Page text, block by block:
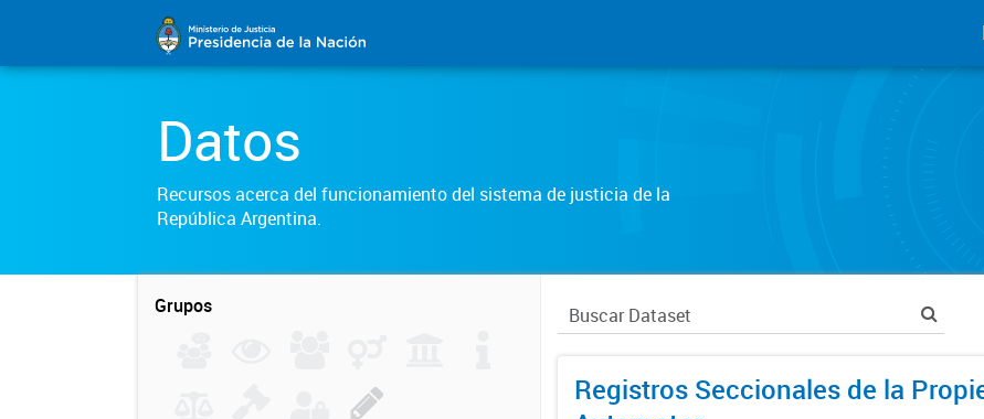
Datos
Recursos acerca del funcionamiento del sistema de justicia de la
República Argentina.
Grupos
Registros Seccionales de la